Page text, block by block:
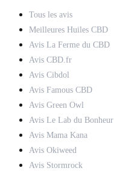
Tous les avis
Meilleures Huiles CBD
Avis La Ferme du CBD
Avis CBD.fr
Avis Cibdol
Avis Famous CBD
Avis Green Owl
Avis Le Lab du Bonheur
Avis Mama Kana
Avis Okiweed
Avis Stormrock